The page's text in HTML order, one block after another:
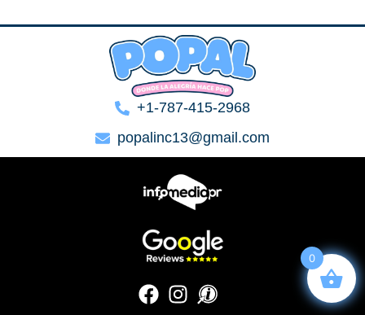
+1-787-415-2968
popalinc13@gmail.com
0